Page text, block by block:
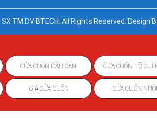
TM DV BTECH. All Rights Reserved. Design
CỬA CUỐN ĐÀI LOAN CỬA CUỐN HỒ CHÍ
GIÁ CỬA CUỐN CỬA CUỐN